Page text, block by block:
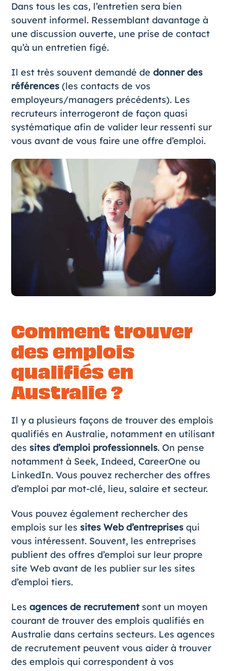
Dans tous les cas, l’entretien sera bien
souvent informel. Ressemblant davantage à
une discussion ouverte, une prise de contact
qu’à un entretien figé.
Il est très souvent demandé de donner des
références (les contacts de vos
employeurs/managers précédents). Les
recruteurs interrogeront de façon quasi
systématique afin de valider leur ressenti sur
vous avant de vous faire une offre d’emploi.
Comment trouver
des emplois
qualifiés en
Australie ?
Il y a plusieurs façons de trouver des emplois
qualifiés en Australie, notamment en utilisant
des sites d’emploi professionnels. On pense
notamment à Seek, Indeed, CareerOne ou
LinkedIn. Vous pouvez rechercher des offres
d’emploi par mot-clé, lieu, salaire et secteur.
Vous pouvez également rechercher des
emplois sur les sites Web d’entreprisesqui
vous intéressent. Souvent, les entreprises
publient des offres d’emploi sur leur propre
site Web avant de les publier sur les sites
d’emploi tiers.
Les agences de recrutementsont un moyen
courant de trouver des emplois qualifiés en
Australie dans certains secteurs. Les agences
de recrutement peuvent vous aider à trouver
des emplois qui correspondent à vos